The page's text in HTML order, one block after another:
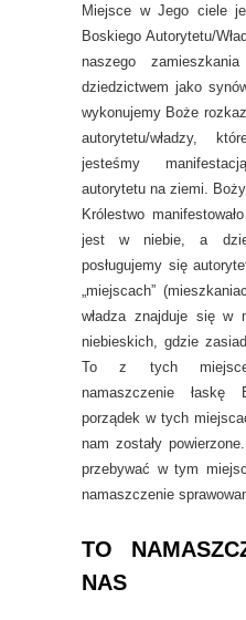
Miejsce w Jego ciele
Boskiego Autorytetu/
naszego
dziedzictwem jako
wykonujemy Boże
autorytetu/władzy,
jesteśmy
autorytetu na ziemi.
Królestwo
jest w niebie, a
posługujemy się
„miejscach”
władza znajduje się w
niebieskich, gdzie
To z tych miejsce
namaszczenie łaskę
porządek w tych
nam zostały
przebywać w tym
namaszczenie
TO
NAS